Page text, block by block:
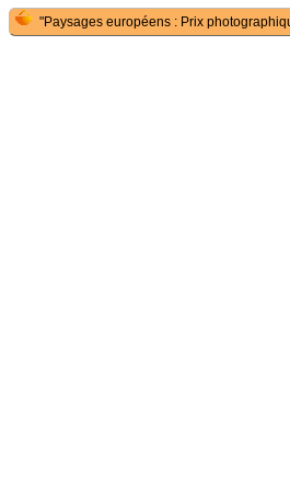
"Paysages européens : Prix